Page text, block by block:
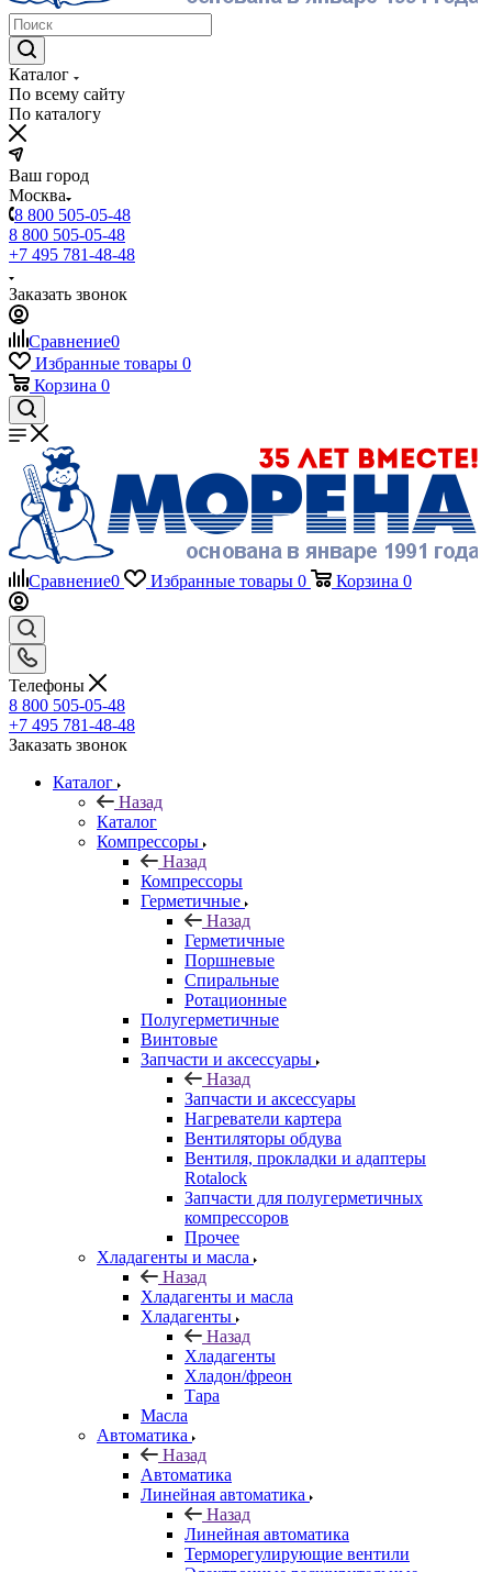
Каталог
По всему сайту
По каталогу
Ваш город
Москва
8 800 505-05-48
8 800 505-05-48
+7 495 781-48-48
Заказать звонок
Сравнение0
Избранные товары 0
Корзина 0
Сравнение0 Избранные товары 0 Корзина 0
Телефоны
8 800 505-05-48
+7 495 781-48-48
Заказать звонок
Каталог
Назад
Каталог
Компрессоры
Назад
Компрессоры
Герметичные
Назад
Герметичные
Поршневые
Спиральные
Ротационные
Полугерметичные
Винтовые
Запчасти и аксессуары
Назад
Запчасти и аксессуары
Нагреватели картера
Вентиляторы обдува
Вентиля, прокладки и адаптеры
Rotalock
Запчасти для полугерметичных
компрессоров
Прочее
Хладагенты и масла
Назад
Хладагенты и масла
Хладагенты
Назад
Хладагенты
Хладон/фреон
Тара
Масла
Автоматика
Назад
Автоматика
Линейная автоматика
Назад
Линейная автоматика
Терморегулирующие вентили